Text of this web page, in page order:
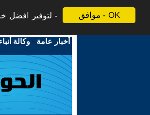
موافق - OK
لتوفير افضل
أخبار عامة -وكالة